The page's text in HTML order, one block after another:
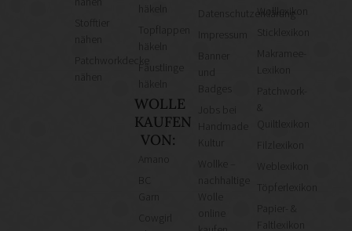
Stofftier
Patchworkdecke
häkeln
Topflappen
häkeln
Fäustlinge
häkeln
WOLLE
KAUFEN
VON:
Cowgirl
Datenschutzerklärung
Kultur
Wollke –
nachhaltige
Wolllexikon
Sticklexikon
Makramee-
Lexikon
Patchwork-
&
Quiltlexikon
Filzlexikon
Weblexikon
Töpferlexikon
Papier- &
Faltlexikon